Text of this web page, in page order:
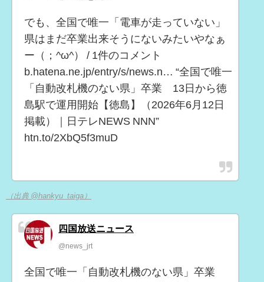
でも、全国で唯一「電車が走っていない」
県はまだ卒業出来そうにないみたいやなぁ
ー（；^ω^） / 1件のコメント
b.hatena.ne.jp/entry/s/news.n… “全国で唯一
「自動改札機のない県」卒業 13日から徳
島駅で運用開始【徳島】（2026年6月12日
掲載）｜日テレNEWS NNN”
htn.to/2XbQ5f3muD
（出典 @hankyu_taiga）
四国放送ニュース
@news_jrt
全国で唯一「自動改札機のない県」卒業